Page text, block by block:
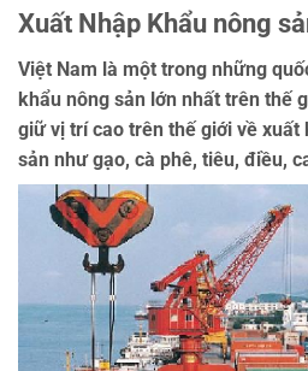
Xuất Nhập Khẩu nông
Việt Nam là một trong những
khẩu nông sản lớn nhất trên thế
giữ vị trí cao trên thế giới về xuất
sản như gạo, cà phê, tiêu, điều,